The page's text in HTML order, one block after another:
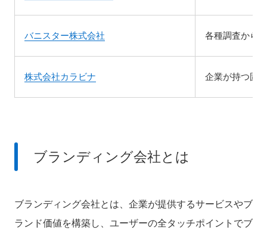
バニスター株式会社 各種調査から
株式会社カラビナ 企業が持つ固
ブランディング会社とは
ブランディング会社とは、 企業が提供するサービスやブ
ランド価値を構築し、ユーザーの全タッチポイントでブ